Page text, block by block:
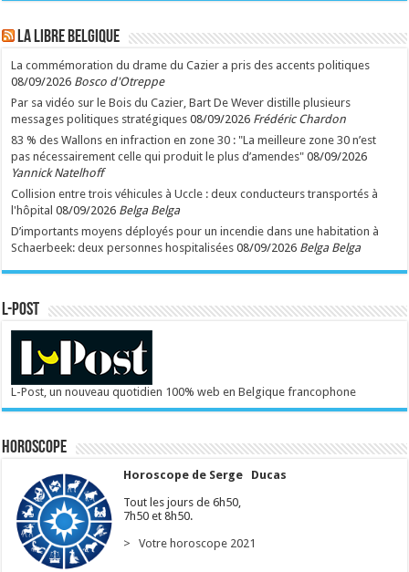
LA Libre Belgique
La commémoration du drame du Cazier a pris des accents politiques
08/09/2026 Bosco d'Otreppe
Par sa vidéo sur le Bois du Cazier, Bart De Wever distille plusieurs
messages politiques stratégiques 08/09/2026 Frédéric Chardon
83 % des Wallons en infraction en zone 30 : "La meilleure zone 30 n’est
pas nécessairement celle qui produit le plus d’amendes" 08/09/2026
Yannick Natelhoff
Collision entre trois véhicules à Uccle : deux conducteurs transportés à
l'hôpital 08/09/2026 Belga Belga
D’importants moyens déployés pour un incendie dans une habitation à
Schaerbeek: deux personnes hospitalisées 08/09/2026 Belga Belga
L-POST
L-Post, un nouveau quotidien 100% web en Belgique francophone
Horoscope
Horoscope de Serge Ducas
Tout les jours de 6h50,
7h50 et 8h50.
> Votre horoscope 2021